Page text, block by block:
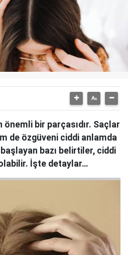
önemli bir parçasıdır. Saçlar
de özgüveni ciddi anlamda
bazı belirtiler, ciddi
İşte detaylar…